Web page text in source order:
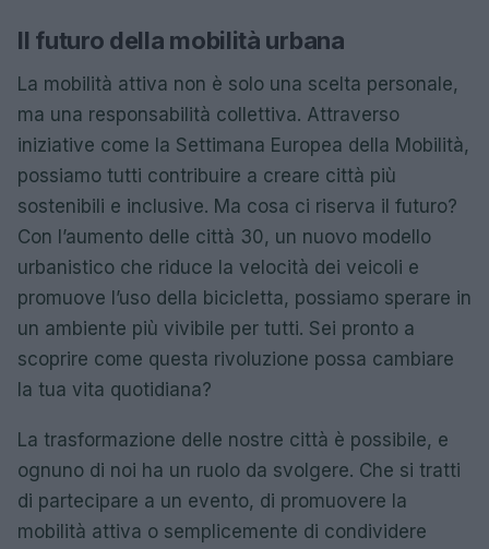
Il futuro della mobilità urbana
La mobilità attiva non è solo una scelta personale,
ma una responsabilità collettiva. Attraverso
iniziative come la Settimana Europea della Mobilità,
possiamo tutti contribuire a creare città più
sostenibili e inclusive. Ma cosa ci riserva il futuro?
Con l’aumento delle città 30, un nuovo modello
urbanistico che riduce la velocità dei veicoli e
promuove l’uso della bicicletta, possiamo sperare in
un ambiente più vivibile per tutti. Sei pronto a
scoprire come questa rivoluzione possa cambiare
la tua vita quotidiana?
La trasformazione delle nostre città è possibile, e
ognuno di noi ha un ruolo da svolgere. Che si tratti
di partecipare a un evento, di promuovere la
mobilità attiva o semplicemente di condividere